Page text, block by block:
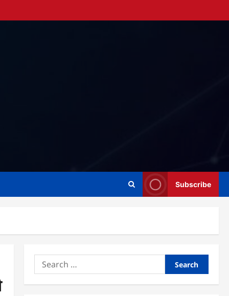
Subscribe
Search
for: